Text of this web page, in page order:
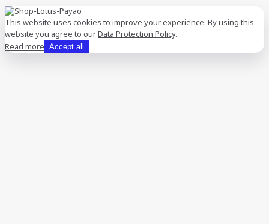
This website uses cookies to improve your experience. By using this
website you agree to ourData Protection Policy.
Read more Accept all